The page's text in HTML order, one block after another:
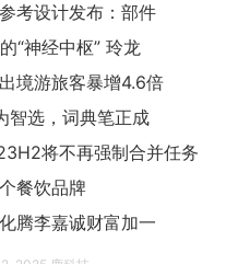
考设计发布：部件
“神经中枢” 玲龙
境游旅客暴增4.6倍
智选，词典笔正成
将不再强制合并任务
餐饮品牌
腾李嘉诚财富加一